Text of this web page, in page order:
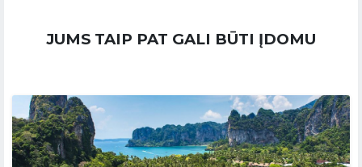
JUMS TAIP PAT GALI BŪTI ĮDOMU